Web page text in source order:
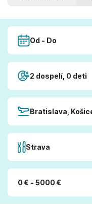
Od - Do
2 dospelí, 0 deti
Bratislava,
Strava
0 € - 5000 €